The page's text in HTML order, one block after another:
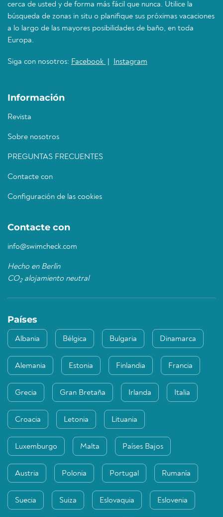
cerca de usted y de forma más fácil que nunca. Utilice la
búsqueda de zonas in situ o planifique sus próximas vacaciones
a lo largo de las mayores posibilidades de baño, en toda
Europa.
Siga con nosotros: Facebook Instagram
Información
Revista
Sobre nosotros
PREGUNTAS FRECUENTES
Contacte con
Configuración de las cookies
Contacte con
info@swimcheck.com
Hecho en Berlín
CO2alojamiento neutral
Países
Albania Bélgica Bulgaria Dinamarca
Alemania Estonia Finlandia Francia
Grecia Gran Bretaña Irlanda Italia
Croacia Letonia Lituania
Luxemburgo Malta Países Bajos
Austria Polonia Portugal Rumanía
Suecia Suiza Eslovaquia Eslovenia